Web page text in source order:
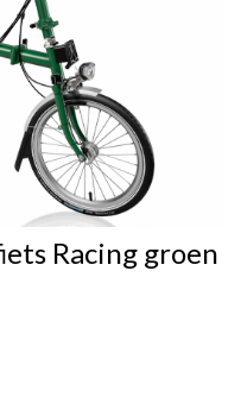
Racing groen